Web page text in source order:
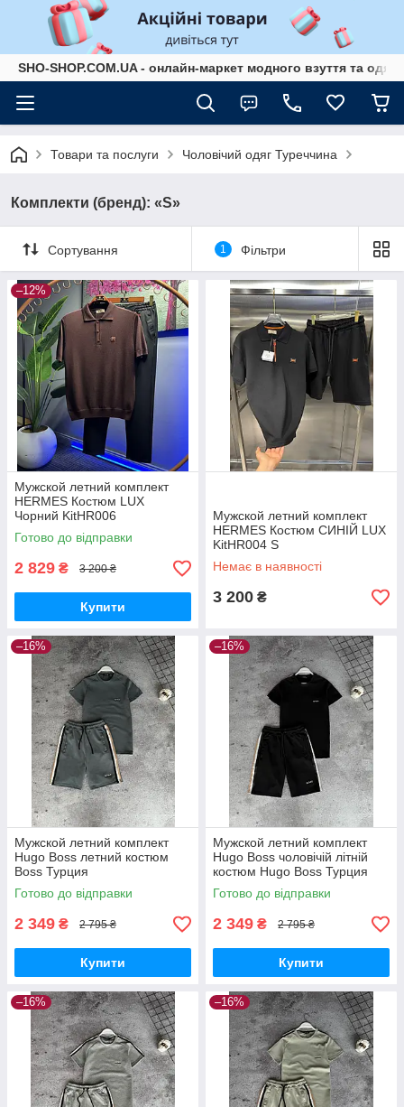
SHO-SHOP.COM.UA - онлайн-маркет модного взуття та
Товари та послуги Чоловічий одяг Туреччина
Комплекти (бренд): «S»
Сортування 1 Фільтри
–12%
Мужской летний комплект
HERMES Костюм LUX
Чорний KitHR006
Готово до відправки
2 829 ₴ 3 200 ₴
Купити
Мужской летний комплект
HERMES Костюм СИНІЙ LUX
KitHR004 S
Немає в наявності
3 200 ₴
–16%
Мужской летний комплект
Hugo Boss летний костюм
Boss Турция
Готово до відправки
2 349 ₴ 2 795 ₴
Купити
–16%
Мужской летний комплект
Hugo Boss чоловічій літній
костюм Hugo Boss Турция
Готово до відправки
2 349 ₴ 2 795 ₴
Купити
–16% –16%